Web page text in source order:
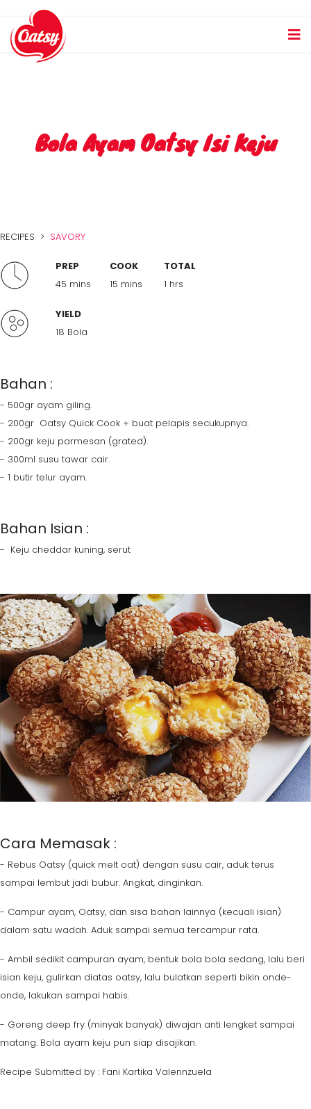
Bola Ayam Oatsy Isi Keju
RECIPES > SAVORY
PREP
45 mins
COOK
15 mins
TOTAL
1 hrs
YIELD
18 Bola
Bahan :
- 500gr ayam giling.
- 200gr Oatsy Quick Cook + buat pelapis secukupnya.
- 200gr keju parmesan (grated).
- 300ml susu tawar cair.
- 1 butir telur ayam.
Bahan Isian :
- Keju cheddar kuning, serut
Cara Memasak :
- Rebus Oatsy (quick melt oat) dengan susu cair, aduk terus
sampai lembut jadi bubur. Angkat, dinginkan.
- Campur ayam, Oatsy, dan sisa bahan lainnya (kecuali isian)
dalam satu wadah. Aduk sampai semua tercampur rata.
- Ambil sedikit campuran ayam, bentuk bola bola sedang, lalu beri
isian keju, gulirkan diatas oatsy, lalu bulatkan seperti bikin onde-
onde, lakukan sampai habis.
- Goreng deep fry (minyak banyak) diwajan anti lengket sampai
matang. Bola ayam keju pun siap disajikan.
Recipe Submitted by : Fani Kartika Valennzuela